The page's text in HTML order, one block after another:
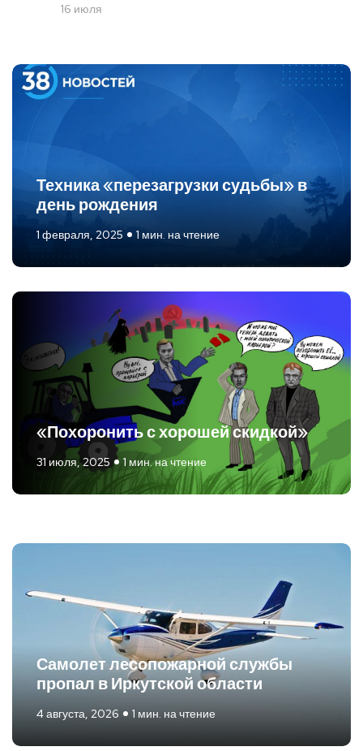
16 июля
Техника «перезагрузки судьбы» в
день рождения
1 февраля, 2025 1 мин. на чтение
«Похоронить с хорошей скидкой»
31 июля, 2025 1 мин. на чтение
Самолет лесопожарной службы
пропал в Иркутской области
4 августа, 2026 1 мин. на чтение